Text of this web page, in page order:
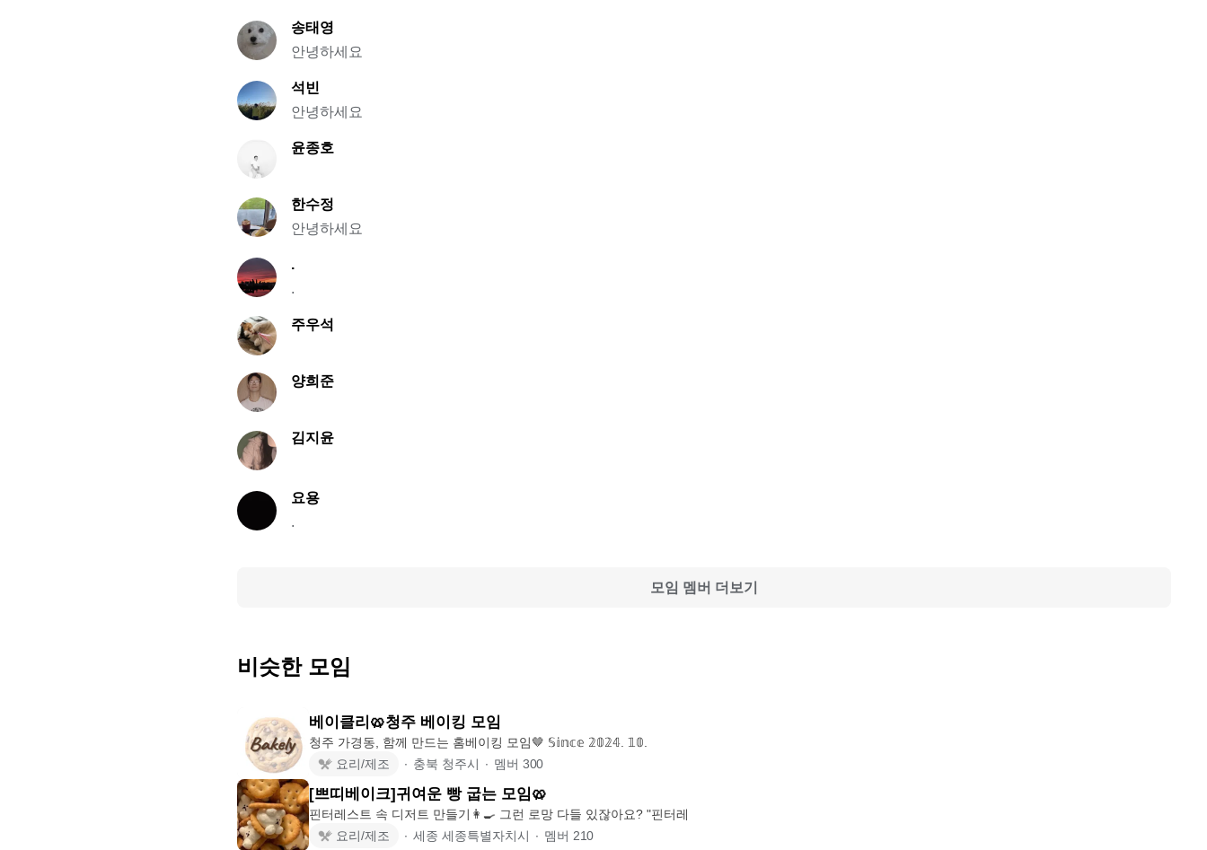
송태영
안녕하세요
석빈
안녕하세요
윤종호
한수정
안녕하세요
.
.
주우석
양희준
김지윤
요용
.
모임 멤버 더보기
비슷한 모임
베이클리🥨청주 베이킹 모임
청주 가경동, 함께 만드는 홈베이킹 모임🤎 𝕊𝕚𝕟𝕔𝕖 𝟚𝟘𝟚𝟜. 𝟙𝟘.
요리/제조
∙ 충북 청주시 ∙ 멤버 300
[쁘띠베이크]귀여운 빵 굽는 모임🥨
핀터레스트 속 디저트 만들기👩‍🍳 그런 로망 다들 있잖아요? "핀터레
요리/제조
∙ 세종 세종특별자치시 ∙ 멤버 210